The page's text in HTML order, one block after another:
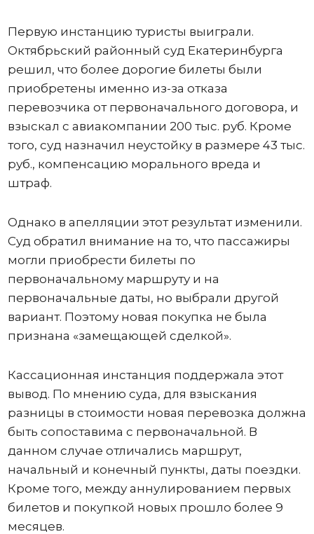
Первую инстанцию туристы выиграли.
Октябрьский районный суд Екатеринбурга
решил, что более дорогие билеты были
приобретены именно из-за отказа
перевозчика от первоначального договора, и
взыскал с авиакомпании 200 тыс. руб. Кроме
того, суд назначил неустойку в размере 43 тыс.
руб., компенсацию морального вреда и
штраф.
Однако в апелляции этот результат изменили.
Суд обратил внимание на то, что пассажиры
могли приобрести билеты по
первоначальному маршруту и на
первоначальные даты, но выбрали другой
вариант. Поэтому новая покупка не была
признана «замещающей сделкой».
Кассационная инстанция поддержала этот
вывод. По мнению суда, для взыскания
разницы в стоимости новая перевозка должна
быть сопоставима с первоначальной. В
данном случае отличались маршрут,
начальный и конечный пункты, даты поездки.
Кроме того, между аннулированием первых
билетов и покупкой новых прошло более 9
месяцев.